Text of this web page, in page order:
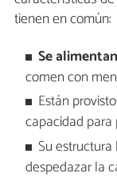
tienen en común:
Se
comen con
Están
capacidad para
Su
despedazar la